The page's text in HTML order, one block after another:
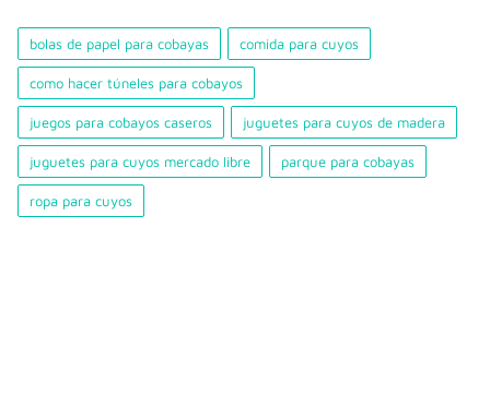
bolas de papel para cobayas comida para cuyos
como hacer túneles para cobayos
juegos para cobayos caseros juguetes para cuyos de madera
juguetes para cuyos mercado libre parque para cobayas
ropa para cuyos